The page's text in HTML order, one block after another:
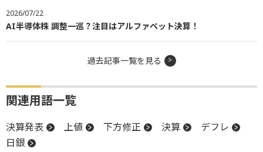
2026/07/22
AI半導体株 調整一巡？注目はアルファベット決算！
過去記事一覧を見る
関連用語一覧
決算発表 上値 下方修正 決算
デフレ
日銀